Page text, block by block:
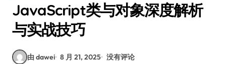
JavaScript类与对象深度解析
与实战技巧
由 dawei 8 月 21, 2025 没有评论